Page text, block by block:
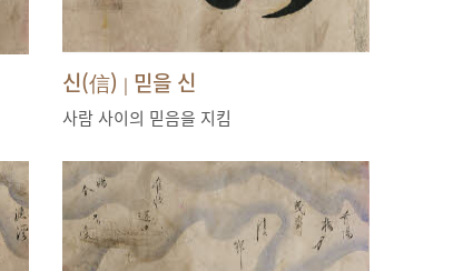
신(信) | 믿을 신
사람 사이의 믿음을 지킴